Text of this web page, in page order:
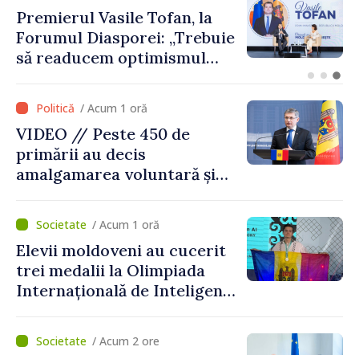
CNAS a finanțat plata
indemnizațiilor pentru
familiile cu copii și a celor
temporară de muncă
/ Acum 1 oră
VIDEO // Peste 450 de
primării au decis
amalgamarea voluntară și
pentru investiții. Igor
Grosu: „Este important să
depășim blocajele și să dăm o
șansă localităților să se
dezvolte”
/ Acum 1 oră
Elevii moldoveni au cucerit
trei medalii la Olimpiada
Internațională de Inteligență
/ Acum 2 ore